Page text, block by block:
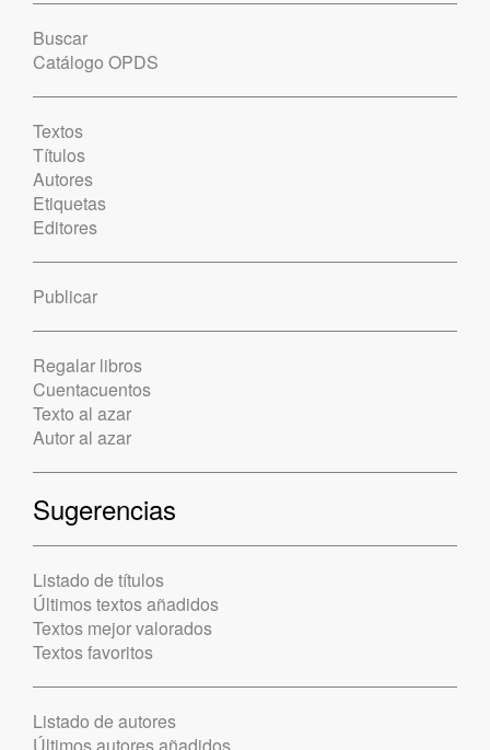
Buscar
Catálogo OPDS
Textos
Títulos
Autores
Etiquetas
Editores
Publicar
Regalar libros
Cuentacuentos
Texto al azar
Autor al azar
Sugerencias
Listado de títulos
Últimos textos añadidos
Textos mejor valorados
Textos favoritos
Listado de autores
Últimos autores añadidos